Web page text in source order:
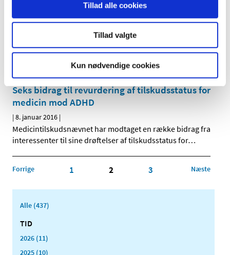
Tillad alle cookies
Tillad valgte
Kun nødvendige cookies
To bidrag til revurdering af tilskudsstatus for
medicin mod migræne
Medicintilskudsnævnet har modtaget to bidrag fra
interessenter til sine drøftelser af tilskudsstatus for
Seks bidrag til revurdering af tilskudsstatus for
medicin mod ADHD
| 8. januar 2016 |
Medicintilskudsnævnet har modtaget en række bidrag fra
interessenter til sine drøftelser af tilskudsstatus for…
Forrige 1 2 3 Næste
Alle (437)
TID
2026 (11)
2025 (10)